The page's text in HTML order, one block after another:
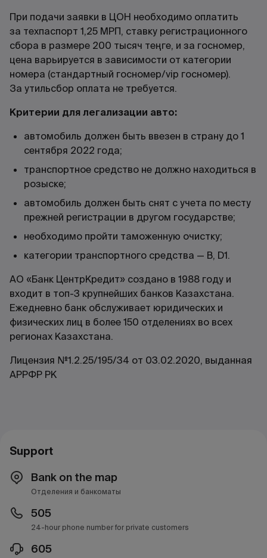
При подачи заявки в ЦОН необходимо оплатить
за техпаспорт 1,25 МРП, ставку регистрационного
сбора в размере 200 тысяч теңге, и за госномер,
цена варьируется в зависимости от категории
номера (стандартный госномер/vip госномер).
За утильсбор оплата не требуется.
Критерии для легализации авто:
автомобиль должен быть ввезен в страну до 1
сентября 2022 года;
транспортное средство не должно находиться в
розыске;
автомобиль должен быть снят с учета по месту
прежней регистрации в другом государстве;
необходимо пройти таможенную очистку;
категории транспортного средства — B, D1.
АО «Банк ЦентрКредит» создано в 1988 году и
входит в топ-3 крупнейших банков Казахстана.
Ежедневно банк обслуживает юридических и
физических лиц в более 150 отделениях во всех
регионах Казахстана.
Лицензия №1.2.25/195/34 от 03.02.2020, выданная
АРРФР РК
Support
Bank on the map
Отделения и банкоматы
505
24-hour phone number for private customers
605